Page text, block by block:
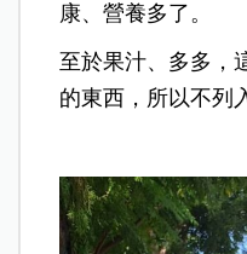
康、營養多了。
至於果汁、多多，
的東西，所以不列